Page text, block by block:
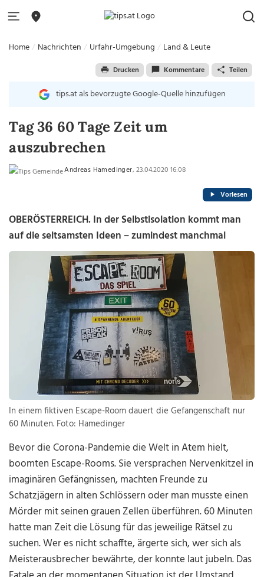
Home Nachrichten Urfahr-Umgebung Land & Leute
Drucken Kommentare Teilen
tips.at als bevorzugte Google-Quelle hinzufügen
Tag 36 60 Tage Zeit um
auszubrechen
Andreas Hamedinger, 23.04.2020 16:08
Vorlesen
OBERÖSTERREICH. In der Selbstisolation kommt man
auf die seltsamsten Ideen – zumindest manchmal
In einem fiktiven Escape-Room dauert die Gefangenschaft nur
60 Minuten. Foto: Hamedinger
Bevor die Corona-Pandemie die Welt in Atem hielt,
boomten Escape-Rooms. Sie versprachen Nervenkitzel in
imaginären Gefängnissen, machten Freunde zu
Schatzjägern in alten Schlössern oder man musste einen
Mörder mit seinen grauen Zellen überführen. 60 Minuten
hatte man Zeit die Lösung für das jeweilige Rätsel zu
suchen. Wer es nicht schaffte, ärgerte sich, wer sich als
Meisterausbrecher bewährte, der konnte laut jubeln. Das